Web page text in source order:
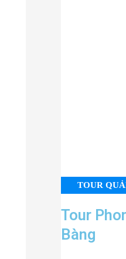
TOUR
Tour
Bàng